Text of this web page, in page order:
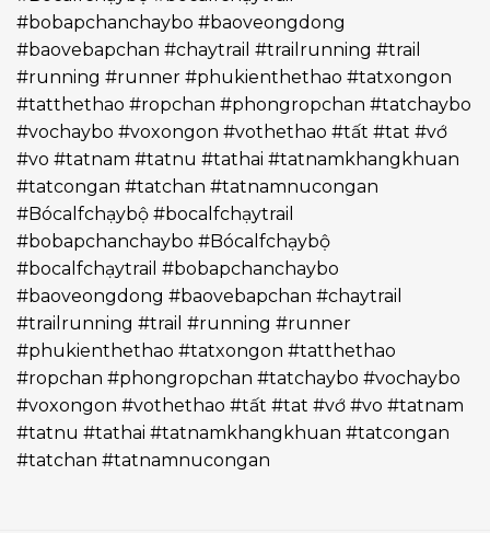
#bobapchanchaybo #baoveongdong
#baovebapchan #chaytrail #trailrunning #trail
#running #runner #phukienthethao #tatxongon
#tatthethao #ropchan #phongropchan #tatchaybo
#vochaybo #voxongon #vothethao #tất #tat #vớ
#vo #tatnam #tatnu #tathai #tatnamkhangkhuan
#tatcongan #tatchan #tatnamnucongan
#Bócalfchạybộ #bocalfchạytrail
#bobapchanchaybo #Bócalfchạybộ
#bocalfchạytrail #bobapchanchaybo
#baoveongdong #baovebapchan #chaytrail
#trailrunning #trail #running #runner
#phukienthethao #tatxongon #tatthethao
#ropchan #phongropchan #tatchaybo #vochaybo
#voxongon #vothethao #tất #tat #vớ #vo #tatnam
#tatnu #tathai #tatnamkhangkhuan #tatcongan
#tatchan #tatnamnucongan